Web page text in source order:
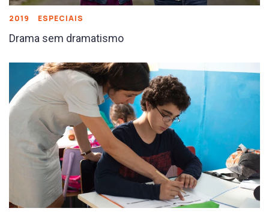
2019 ESPECIAIS
Drama sem dramatismo